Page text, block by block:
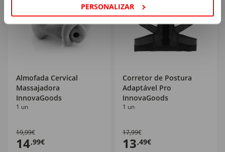
PERSONALIZAR
Almofada Cervical
Massajadora
InnovaGoods
1 un
19,99€
14,99€
Corretor de Postura
Adaptável Pro
InnovaGoods
1 un
17,99€
13,49€